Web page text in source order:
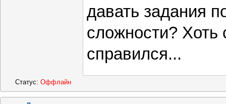
давать задания
сложности?
справился...
Статус: Оффлайн